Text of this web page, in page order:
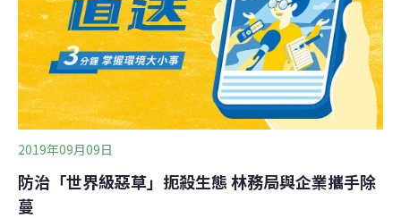
也選定每年9月第一個星期六為「小花蔓澤蘭防治日」，
希望全民動手除蔓。縣府今年小花蔓澤蘭以每公斤5元進
行收購，收購數量4公噸為上限，額滿不再收購，拔除之
小花蔓澤蘭植物體，請繳交至造橋鄉公所、獅潭鄉公所辦
理收購事宜，收購期間為即日起至10月31
2019年09月09日
防治「世界級惡草」扼殺生態 林務局與企業攜手除
蔓